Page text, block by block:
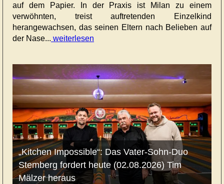
auf dem Papier. In der Praxis ist Milan zu einem
verwöhnten, treist auftretenden Einzelkind
herangewachsen, das seinen Eltern nach Belieben auf
der Nase... weiterlesen
„Kitchen Impossible“: Das Vater-Sohn-Duo
Stemberg fordert heute (02.08.2026) Tim
Mälzer heraus